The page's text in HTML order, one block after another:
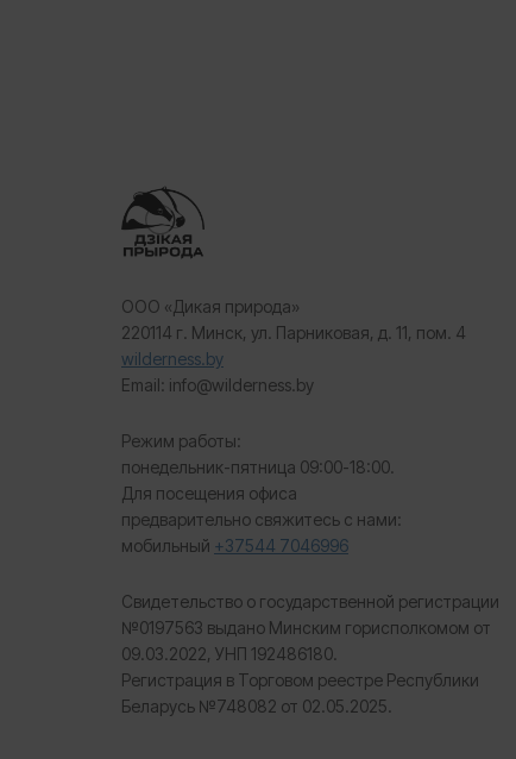
ООО «Дикая природа»
220114 г. Минск, ул. Парниковая, д. 11, пом. 4
wilderness.by
Email: info@wilderness.by
Режим работы:
понедельник-пятница 09:00-18:00.
Для посещения офиса
предварительно свяжитесь с нами:
мобильный +37544 7046996
Свидетельство о государственной регистрации
№0197563 выдано Минским горисполкомом от
09.03.2022, УНП 192486180.
Регистрация в Торговом реестре Республики
Беларусь №748082 от 02.05.2025.